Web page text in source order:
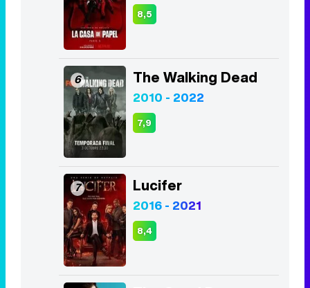
8,5
6 The Walking Dead
2010 - 2022
7,9
7 Lucifer
2016 - 2021
8,4